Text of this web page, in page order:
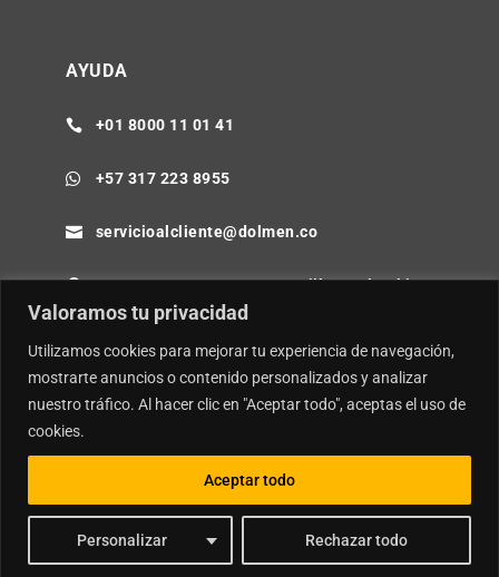
Valoramos tu privacidad
Utilizamos cookies para mejorar tu experiencia de navegación,
mostrarte anuncios o contenido personalizados y analizar
nuestro tráfico. Al hacer clic en "Aceptar todo", aceptas el uso de
cookies.
Personalizar Rechazar todo
Aceptar todo
AYUDA
 +01 8000 11 01 41
 +57 317 223 8955
 servicioalcliente@dolmen.co
 Cra 64B No. 85-80 Barranquilla - Colombia
© CopyrightDolmen SA.| Desarrollador porIdeamosweb.
Política de Seguridad de la Información e Inteligencia Artificial